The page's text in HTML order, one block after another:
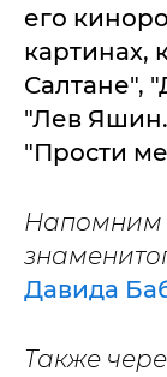
его
картинах,
Салтане",
"Лев
"Прости
Напомним
Давида
Также